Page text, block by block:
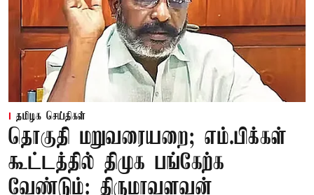
தமிழக செய்திகள்
தொகுதி மறுவரையறை; எம்.பிக்கள்
கூட்டத்தில் திமுக பங்கேற்க
வேண்டும்: திருமாவளவன்